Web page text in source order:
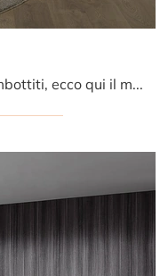
Se desideri letti matrimoniali imbottiti, ecco qui il modello Minosse in pelle per completare la camera da letto.